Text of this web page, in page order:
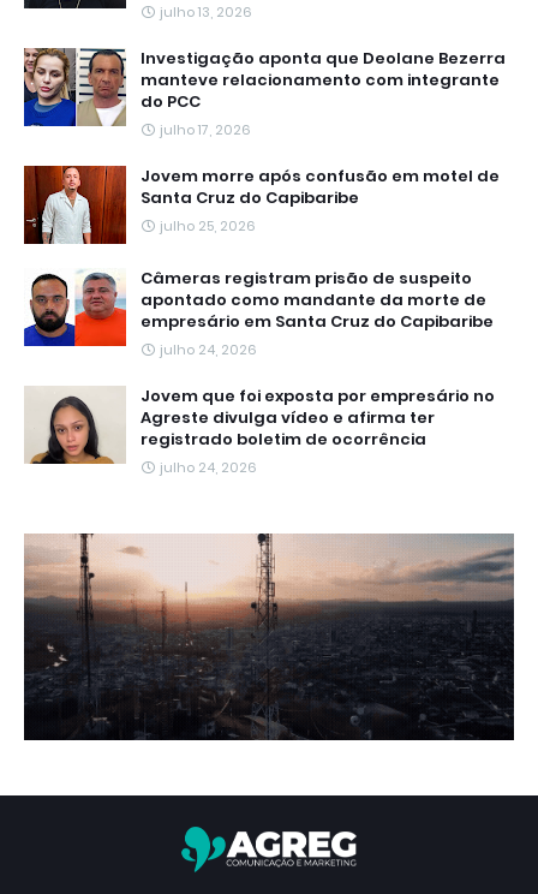
julho 13, 2026
Investigação aponta que Deolane Bezerra
manteve relacionamento com integrante
do PCC
julho 17, 2026
Jovem morre após confusão em motel de
Santa Cruz do Capibaribe
julho 25, 2026
Câmeras registram prisão de suspeito
apontado como mandante da morte de
empresário em Santa Cruz do Capibaribe
julho 24, 2026
Jovem que foi exposta por empresário no
Agreste divulga vídeo e afirma ter
registrado boletim de ocorrência
julho 24, 2026